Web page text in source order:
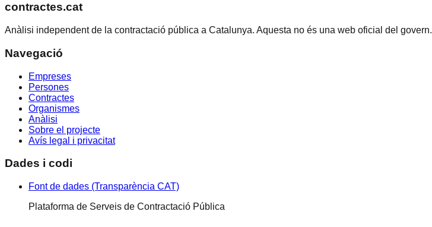
contractes.cat
Anàlisi independent de la contractació pública a Catalunya. Aquesta no és una web oficial del govern.
Navegació
Empreses
Persones
Contractes
Organismes
Anàlisi
Sobre el projecte
Avís legal i privacitat
Dades i codi
Font de dades (Transparència CAT)
Plataforma de Serveis de Contractació Pública